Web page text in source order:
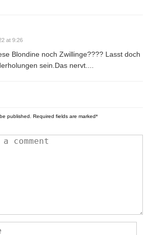
at 9:26
Blondine noch Zwillinge???? Lasst doch
sein.Das nervt....
published. Required fields are marked*